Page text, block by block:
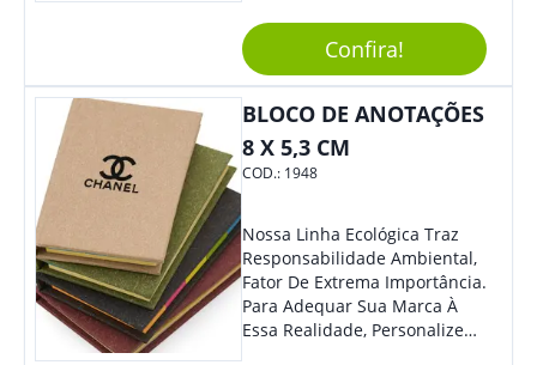
Na Bolsa Ou Na Mochila.
Compatível Com Diversos
Aparelhos, O Brinde É Super
Eficiente E Ágil, Ideal Para
Quem Busca Praticidade No
Dia A Dia. Personalize-O Com
Sua Marca E Tenha Ainda
Feiras De Negócios.
Confira!
BLOCO DE ANOTAÇÕES
8 X 5,3 CM
COD.: 1948
Nossa Linha Ecológica Traz
Responsabilidade Ambiental,
Fator De Extrema Importância.
Para Adequar Sua Marca À
Essa Realidade, Personalize